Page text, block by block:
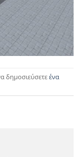
δημοσιεύσετεένα